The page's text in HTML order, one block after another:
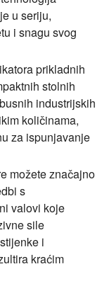
u seriju,
i snagu svog
prikladnih
stolnih
industrijskih
količinama,
za ispunjavanje
možete značajno
s
valovi koje
sile
i
kraćim